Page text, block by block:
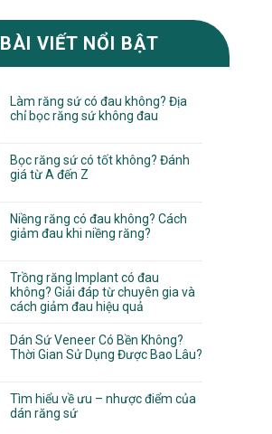
BÀI VIẾT NỔI BẬT
Làm răng sứ có đau không? Địa
chỉ bọc răng sứ không đau
Bọc răng sứ có tốt không? Đánh
giá từ A đến Z
Niềng răng có đau không? Cách
giảm đau khi niềng răng?
Trồng răng Implant có đau
không? Giải đáp từ chuyên gia và
cách giảm đau hiệu quả
Dán Sứ Veneer Có Bền Không?
Thời Gian Sử Dụng Được Bao Lâu?
Tìm hiểu về ưu – nhược điểm của
dán răng sứ